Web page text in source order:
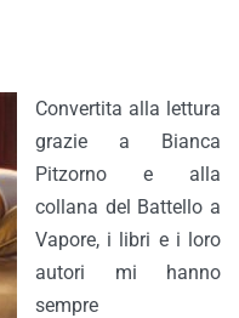
Convertita alla lettura
grazie a Bianca
Pitzorno e alla
collana del Battello a
Vapore, i libri e i loro
autori mi hanno
sempre